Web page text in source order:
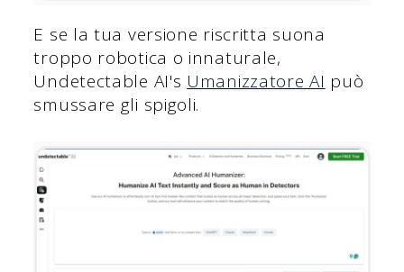
E se la tua versione riscritta suona
troppo robotica o innaturale,
Undetectable AI's Umanizzatore AI può
smussare gli spigoli.